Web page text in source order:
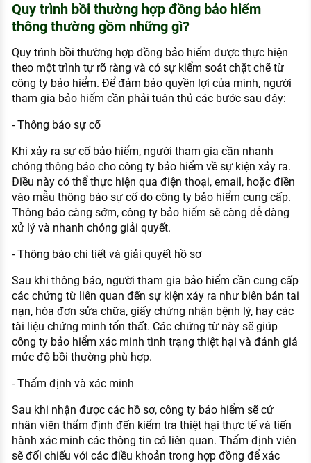
Quy trình bồi thường hợp đồng bảo hiểm
thông thường gồm những gì?
Quy trình bồi thường hợp đồng bảo hiểm được thực hiện
theo một trình tự rõ ràng và có sự kiểm soát chặt chẽ từ
công ty bảo hiểm. Để đảm bảo quyền lợi của mình, người
tham gia bảo hiểm cần phải tuân thủ các bước sau đây:
- Thông báo sự cố
Khi xảy ra sự cố bảo hiểm, người tham gia cần nhanh
chóng thông báo cho công ty bảo hiểm về sự kiện xảy ra.
Điều này có thể thực hiện qua điện thoại, email, hoặc điền
vào mẫu thông báo sự cố do công ty bảo hiểm cung cấp.
Thông báo càng sớm, công ty bảo hiểm sẽ càng dễ dàng
xử lý và nhanh chóng giải quyết.
- Thông báo chi tiết và giải quyết hồ sơ
Sau khi thông báo, người tham gia bảo hiểm cần cung cấp
các chứng từ liên quan đến sự kiện xảy ra như biên bản tai
nạn, hóa đơn sửa chữa, giấy chứng nhận bệnh lý, hay các
tài liệu chứng minh tổn thất. Các chứng từ này sẽ giúp
công ty bảo hiểm xác minh tình trạng thiệt hại và đánh giá
mức độ bồi thường phù hợp.
- Thẩm định và xác minh
Sau khi nhận được các hồ sơ, công ty bảo hiểm sẽ cử
nhân viên thẩm định đến kiểm tra thiệt hại thực tế và tiến
hành xác minh các thông tin có liên quan. Thẩm định viên
sẽ đối chiếu với các điều khoản trong hợp đồng để xác